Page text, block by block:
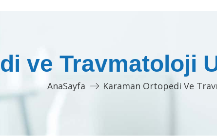
ve Travmatoloji
AnaSayfa Karaman Ortopedi Ve